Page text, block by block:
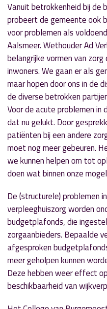
Vanuit betrokkenheid bij de
probeert de gemeente ook
voor problemen als
Aalsmeer. Wethouder Ad
belangrijke vormen van
inwoners. We gaan er als
maar hopen door ons in de
de diverse betrokken
Voor de acute problemen in
dat nu gelukt. Door
patiënten bij een andere
moet nog meer gebeuren.
we kunnen helpen om tot
doen wat binnen onze
De (structurele) problemen
verpleeghuiszorg worden
budgetplafonds, die
zorgaanbieders. Bepaalde
afgesproken
meer geholpen kunnen
Deze hebben weer effect
beschikbaarheid van